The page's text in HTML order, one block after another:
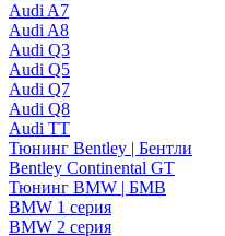
Audi A7
Audi A8
Audi Q3
Audi Q5
Audi Q7
Audi Q8
Audi TT
Тюнинг Bentley | Бентли
Bentley Continental GT
Тюнинг BMW | БМВ
BMW 1 серия
BMW 2 серия